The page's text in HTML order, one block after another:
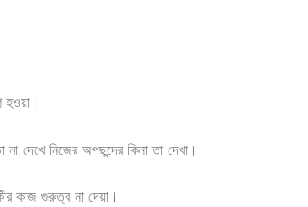
হওয়া।
দেখে নিজের অপছন্দের কিনা তা দেখা।
কাজ গুরুত্ব না দেয়া।